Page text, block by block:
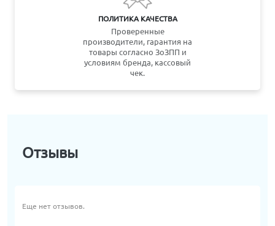
ПОЛИТИКА КАЧЕСТВА
Проверенные
производители, гарантия на
товары согласно ЗоЗПП и
условиям бренда, кассовый
чек.
Отзывы
Еще нет отзывов.